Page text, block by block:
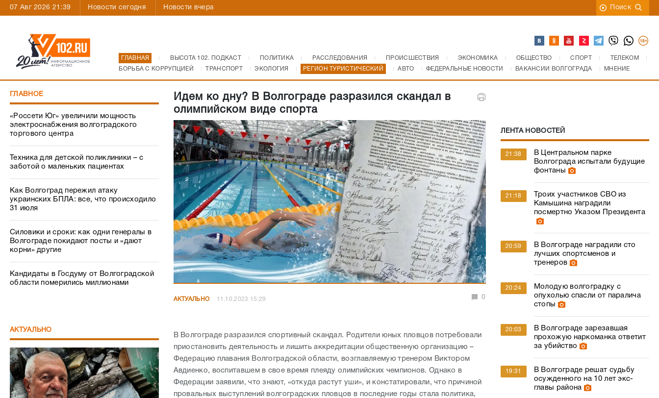
07 Авг 2026 21:39 Новости сегодня Новости вчера Поиск
ГЛАВНАЯ ВЫСОТА 102. ПОДКАСТ ПОЛИТИКА РАССЛЕДОВАНИЯ ПРОИСШЕСТВИЯ ЭКОНОМИКА ОБЩЕСТВО СПОРТ
ТЕЛЕКОМ
БОРЬБА С КОРРУПЦИЕЙ
ТРАНСПОРТ ЭКОЛОГИЯ РЕГИОН ТУРИСТИЧЕСКИЙ АВТО ФЕДЕРАЛЬНЫЕ НОВОСТИ ВАКАНСИИ ВОЛГОГРАДА МНЕНИЕ
ГЛАВНОЕ
«Россети Юг» увеличили мощность
электроснабжения волгоградского
торгового центра
Техника для детской поликлиники – с
заботой о маленьких пациентах
Как Волгоград пережил атаку
украинских БПЛА: все, что происходило
31 июля
Силовики и сроки: как одни генералы в
Волгограде покидают посты и «дают
корни» другие
Кандидаты в Госдуму от Волгоградской
области померились миллионами
АКТУАЛЬНО
Идем ко дну? В Волгограде разразился скандал в
олимпийском виде спорта
АКТУАЛЬНО 11.10.2023 15:29 0
В Волгограде разразился спортивный скандал. Родители юных пловцов потребовали
приостановить деятельность и лишить аккредитации общественную организацию –
Федерацию плавания Волгоградской области, возглавляемую тренером Виктором
Авдиенко, воспитавшем в свое время плеяду олимпийских чемпионов. Однако в
Федерации заявили, что знают, «откуда растут уши», и констатировали, что причиной
провальных выступлений волгоградских пловцов в последние годы стала политика,
ЛЕНТА НОВОСТЕЙ
21:38
В Центральном парке
Волгограда испытали будущие
фонтаны
21:18
Троих участников СВО из
Камышина наградили
посмертно Указом Президента
20:59
В Волгограде наградили сто
лучших спортсменов и
тренеров
20:24
Молодую волгоградку с
опухолью спасли от паралича
стопы
20:03
В Волгограде зарезавшая
прохожую наркоманка ответит
за убийство
19:31
В Волгограде решат судьбу
осужденного на 10 лет экс-
главы района